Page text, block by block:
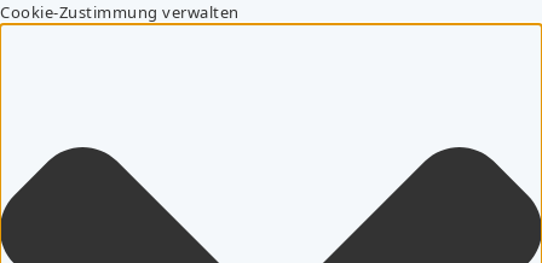
Cookie-Zustimmung verwalten